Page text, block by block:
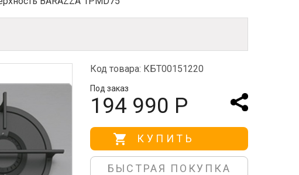
Код товара: КБТ00151220
Под заказ
194 990 Р
КУПИТЬ
БЫСТРАЯ ПОКУПКА